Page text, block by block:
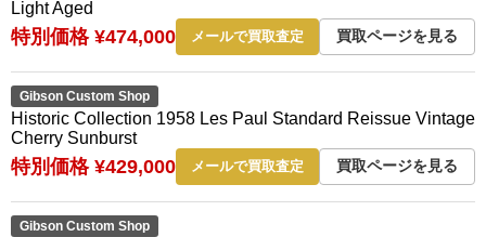
Light Aged
特別価格 ¥474,000 メールで買取査定 買取ページを見る
Gibson Custom Shop
Historic Collection 1958 Les Paul Standard Reissue Vintage
Cherry Sunburst
特別価格 ¥429,000 メールで買取査定 買取ページを見る
Gibson Custom Shop